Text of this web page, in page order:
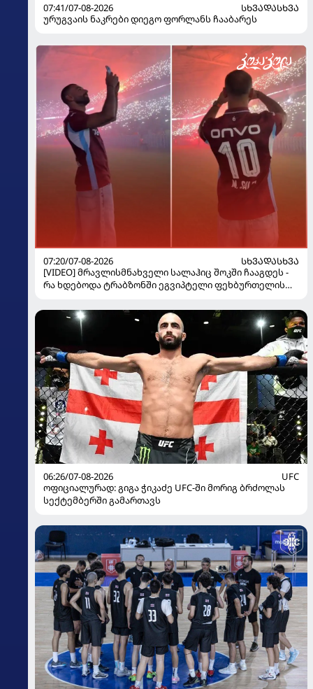
07:41/07-08-2026
ᲡᲮᲕᲐᲓᲐᲡᲮᲕᲐ
ურუგვაის ნაკრები დიეგო ფორლანს ჩააბარეს
07:20/07-08-2026
ᲡᲮᲕᲐᲓᲐᲡᲮᲕᲐ
[VIDEO] მრავლისმნახველი სალაჰიც შოკში ჩააგდეს -
რა ხდებოდა ტრაბზონში ეგვიპტელი ფეხბურთელის
06:26/07-08-2026
UFC
ოფიციალურად: გიგა ჭიკაძე UFC-ში მორიგ ბრძოლას
სექტემბერში გამართავს